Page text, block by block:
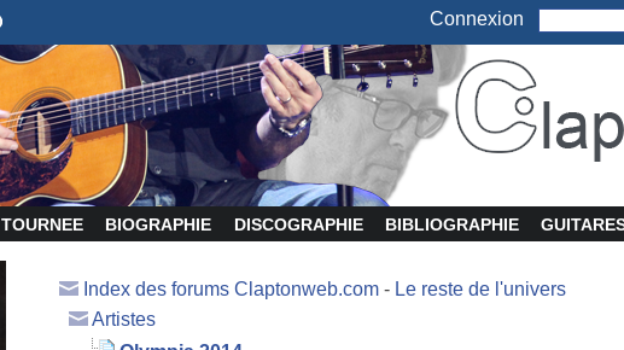
Connexion
TOURNEE BIOGRAPHIE DISCOGRAPHIE BIBLIOGRAPHIE
Index des forums Claptonweb.com - Le reste de l'univers
Artistes